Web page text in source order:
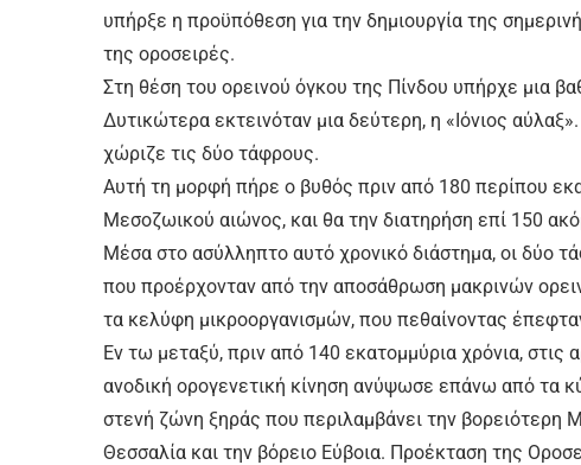
υπήρξε η προϋπόθεση για την δημιουργία της
της οροσειρές.
Στη θέση του ορεινού όγκου της Πίνδου υπήρχε μια
Δυτικώτερα εκτεινόταν μια δεύτερη, η «Ιόνιος
χώριζε τις δύο τάφρους.
Αυτή τη μορφή πήρε ο βυθός πριν από 180 περίπου
Μεσοζωικού αιώνος, και θα την διατηρήση επί 150
Μέσα στο ασύλληπτο αυτό χρονικό διάστημα, οι δύο
που προέρχονταν από την αποσάθρωση μακρινών
τα κελύφη μικροοργανισμών, που πεθαίνοντας
Εν τω μεταξύ, πριν από 140 εκατομμύρια χρόνια, στις
ανοδική ορογενετική κίνηση ανύψωσε επάνω από τα
στενή ζώνη ξηράς που περιλαμβάνει την βορειότερη
Θεσσαλία και την βόρειο Εύβοια. Προέκταση της